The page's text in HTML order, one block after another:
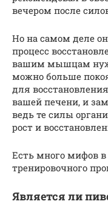
вечером после
Но на самом деле
процесс
вашим мышцам
можно больше
для
вашей печени, и
ведь те силы
рост и
Есть много мифов в
тренировочного
Является ли